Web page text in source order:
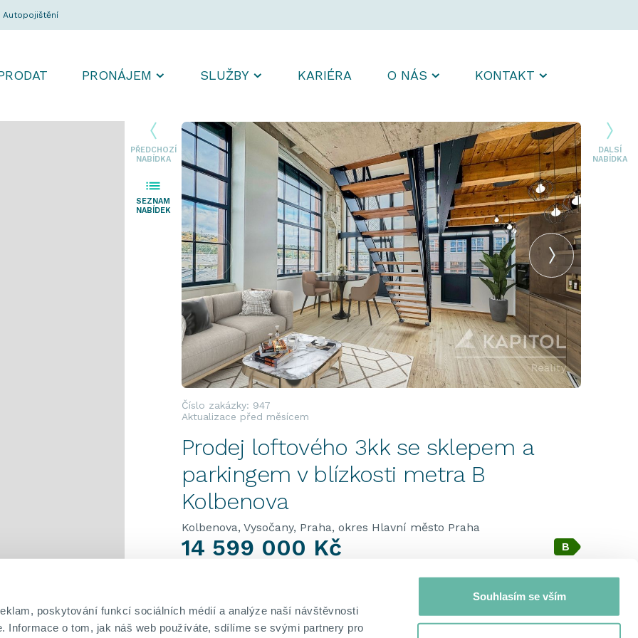
poskytování funkcí sociálních médií a analýze naší návštěvnosti
Informace o tom, jak náš web používáte, sdílíme se svými partnery pro
Souhlasím se vším
Autopojištění
PRONÁJEM SLUŽBY KARIÉRA O NÁS KONTAKT
PŘEDCHOZÍ
NABÍDKA
SEZNAM
NABÍDEK
DALSÍ
NABÍDKA
Číslo zakázky: 947
Aktualizace před měsícem
Prodej loftového 3kk se sklepem a
parkingem v blízkosti metra B
Kolbenova
Kolbenova, Vysočany, Praha, okres Hlavní město Praha
14 599 000 Kč
B
DISPOZICE VLASTNICTVÍ
PLOCHA
PODLAŽÍ TYP BYTU BUDOVA